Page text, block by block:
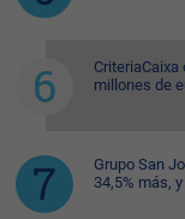
millones de
Grupo San
34,5% más,